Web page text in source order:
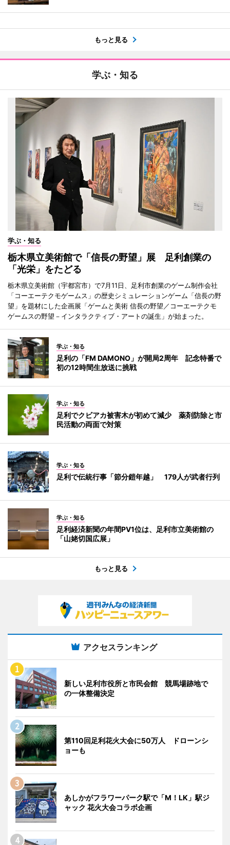
もっと見る
学ぶ・知る
学ぶ・知る
栃木県立美術館で「信長の野望」展 足利創業の
「光栄」をたどる
栃木県立美術館（宇都宮市）で7月11日、足利市創業のゲーム制作会社
「コーエーテクモゲームス」の歴史シミュレーションゲーム「信長の野
望」を題材にした企画展「ゲームと美術 信長の野望／コーエーテクモ
ゲームスの野望－インタラクティブ・アートの誕生」が始まった。
学ぶ・知る
足利の「FM DAMONO」が開局2周年 記念特番で
初の12時間生放送に挑戦
学ぶ・知る
足利でクビアカ被害木が初めて減少 薬剤防除と市
民活動の両面で対策
学ぶ・知る
足利で伝統行事「節分鎧年越」 179人が武者行列
学ぶ・知る
足利経済新聞の年間PV1位は、足利市立美術館の
「山姥切国広展」
もっと見る
アクセスランキング
新しい足利市役所と市民会館 競馬場跡地で
の一体整備決定
第110回足利花火大会に50万人 ドローンシ
ョーも
あしかがフラワーパーク駅で「M！LK」駅ジ
ャック 花火大会コラボ企画